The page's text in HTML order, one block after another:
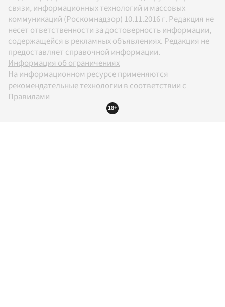
связи, информационных технологий и массовых
коммуникаций (Роскомнадзор) 10.11.2016 г. Редакция не
несет ответственности за достоверность информации,
содержащейся в рекламных объявлениях. Редакция не
предоставляет справочной информации.
Информация об ограничениях
На информационном ресурсе применяются
рекомендательные технологии в соответствии с
Правилами
18+